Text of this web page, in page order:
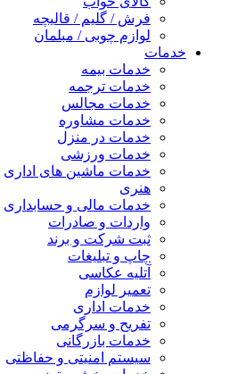
فرش / گلیم / قالیچه
لوازم چوبی / مبلمان
خدمات
خدمات بیمه
خدمات ترجمه
خدمات مجالس
خدمات مشاوره
خدمات در منزل
خدمات ورزشی
خدمات ماشین های اداری
هنری
خدمات مالی و حسابداری
واردات و صادرات
ثبت شرکت و برند
چاپ و تبلیغات
آتلیه عکاسی
تعمیر لوازم
خدمات اداری
تفریح و سرگرمی
خدمات بازرگانی
سیستم امنیتی و حفاظتی